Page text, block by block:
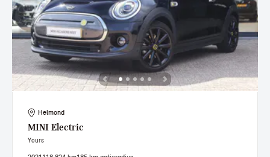
Helmond
MINI Electric
Yours